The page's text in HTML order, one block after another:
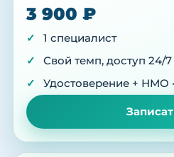
3 900 ₽
1 специалист
Свой темп, доступ 24/7
Удостоверение +